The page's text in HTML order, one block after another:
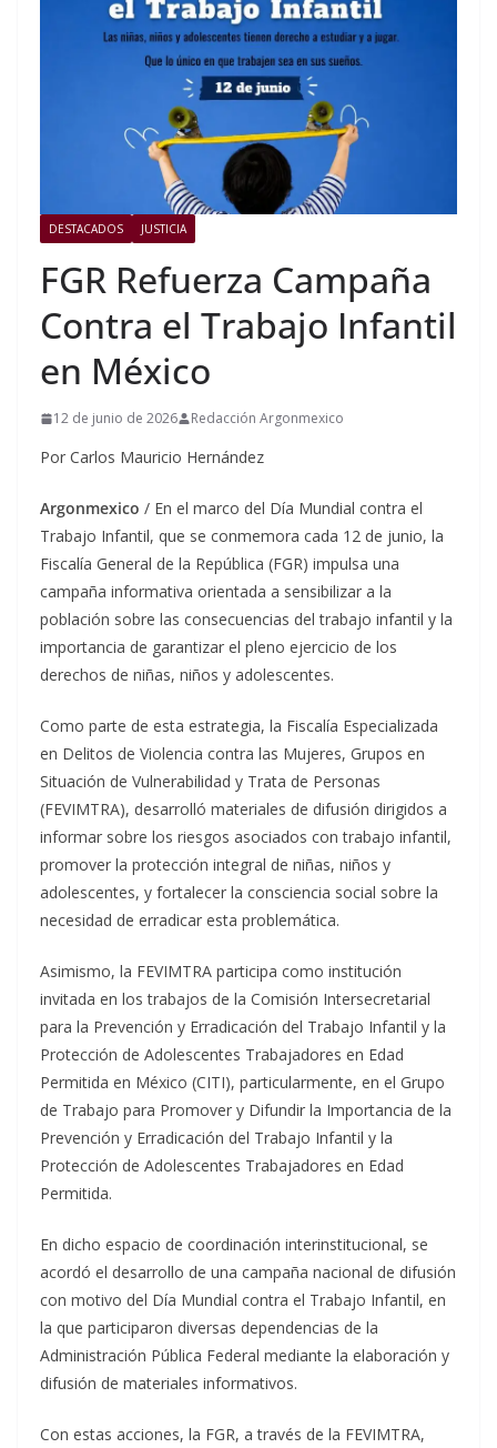
DESTACADOS JUSTICIA
FGR Refuerza Campaña
Contra el Trabajo Infantil
en México
12 de junio de 2026 Redacción Argonmexico
Por Carlos Mauricio Hernández
Argonmexico / En el marco del Día Mundial contra el
Trabajo Infantil, que se conmemora cada 12 de junio, la
Fiscalía General de la República (FGR) impulsa una
campaña informativa orientada a sensibilizar a la
población sobre las consecuencias del trabajo infantil y la
importancia de garantizar el pleno ejercicio de los
derechos de niñas, niños y adolescentes.
Como parte de esta estrategia, la Fiscalía Especializada
en Delitos de Violencia contra las Mujeres, Grupos en
Situación de Vulnerabilidad y Trata de Personas
(FEVIMTRA), desarrolló materiales de difusión dirigidos a
informar sobre los riesgos asociados con trabajo infantil,
promover la protección integral de niñas, niños y
adolescentes, y fortalecer la consciencia social sobre la
necesidad de erradicar esta problemática.
Asimismo, la FEVIMTRA participa como institución
invitada en los trabajos de la Comisión Intersecretarial
para la Prevención y Erradicación del Trabajo Infantil y la
Protección de Adolescentes Trabajadores en Edad
Permitida en México (CITI), particularmente, en el Grupo
de Trabajo para Promover y Difundir la Importancia de la
Prevención y Erradicación del Trabajo Infantil y la
Protección de Adolescentes Trabajadores en Edad
Permitida.
En dicho espacio de coordinación interinstitucional, se
acordó el desarrollo de una campaña nacional de difusión
con motivo del Día Mundial contra el Trabajo Infantil, en
la que participaron diversas dependencias de la
Administración Pública Federal mediante la elaboración y
difusión de materiales informativos.
Con estas acciones, la FGR, a través de la FEVIMTRA,